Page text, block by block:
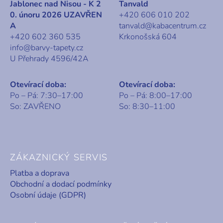
Jablonec nad Nisou - K 2
0. únoru 2026 UZAVŘEN
A
+420 602 360 535
info@barvy-tapety.cz
U Přehrady 4596/42A
Tanvald
+420 606 010 202
tanvald@kabacentrum.cz
Krkonošská 604
Otevírací doba:
Po – Pá: 7:30–17:00
So: ZAVŘENO
Otevírací doba:
Po – Pá: 8:00–17:00
So: 8:30–11:00
ZÁKAZNICKÝ SERVIS
Platba a doprava
Obchodní a dodací podmínky
Osobní údaje (GDPR)